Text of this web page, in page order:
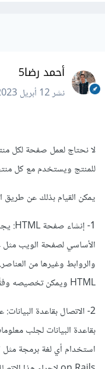
أحمد رضا5
نشر12 أبريل 2023
لا نحتاج لعمل صفحة لكل
للمنتج ويستخدم مع كل
يمكن القيام بذلك عن طريق
الأساسي لصفحة الويب مثل
والروابط وغيرها من
HTML ويمكن تخصيصه وفقًا لاحتياجات الموقع.
2- الاتصال بقاعدة
بقاعدة البيانات لجلب